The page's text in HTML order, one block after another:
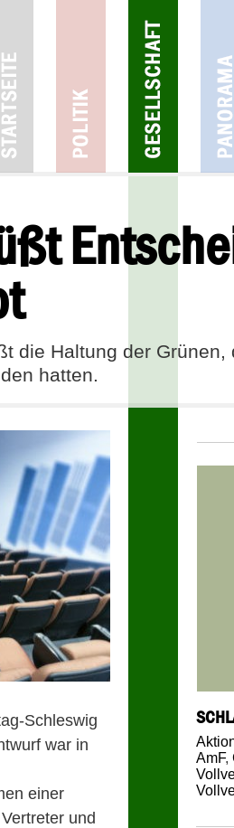
die Haltung der Grünen,
hatten.
Schleswig
war in
einer
und
AmF,